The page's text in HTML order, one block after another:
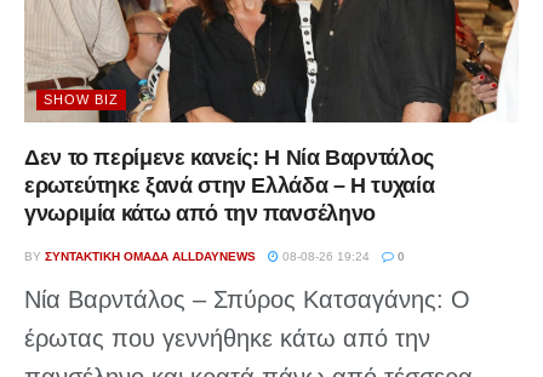
SHOW BIZ
Δεν το περίμενε κανείς: Η Νία Βαρντάλος
ερωτεύτηκε ξανά στην Ελλάδα – Η τυχαία
γνωριμία κάτω από την πανσέληνο
BY ΣΥΝΤΑΚΤΙΚΉ ΟΜΆΔΑ ALLDAYNEWS 08-08-26 19:24 0
Νία Βαρντάλος – Σπύρος Κατσαγάνης: Ο
έρωτας που γεννήθηκε κάτω από την